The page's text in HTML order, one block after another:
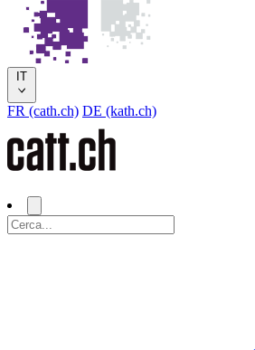
IT
FR (cath.ch) DE (kath.ch)